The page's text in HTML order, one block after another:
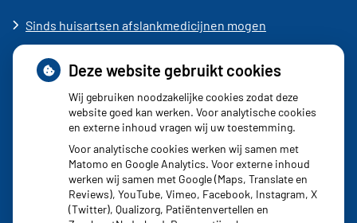
Sinds huisartsen afslankmedicijnen mogen
voorschrijven, neemt gebruik toe
Schurft sinds corona geen vergeten ziekte meer: aantal
uitbraken fors gestegen
Stoppen met afslankmedicijnen betekent zonder
leefstijlaanpassingen weer gewichtstoename
Kookadvies drinkwater in provincie Utrecht vanwege
besmetting
Terugroepactie babyvoeding Nestlé: bacterie kan baby’s
Deze website gebruikt cookies
Wij gebruiken noodzakelijke cookies zodat deze
website goed kan werken. Voor analytische cookies
en externe inhoud vragen wij uw toestemming.
Voor analytische cookies werken wij samen met
Matomo en Google Analytics. Voor externe inhoud
werken wij samen met Google (Maps, Translate en
Reviews), YouTube, Vimeo, Facebook, Instagram, X
(Twitter), Qualizorg, Patiëntenvertellen en